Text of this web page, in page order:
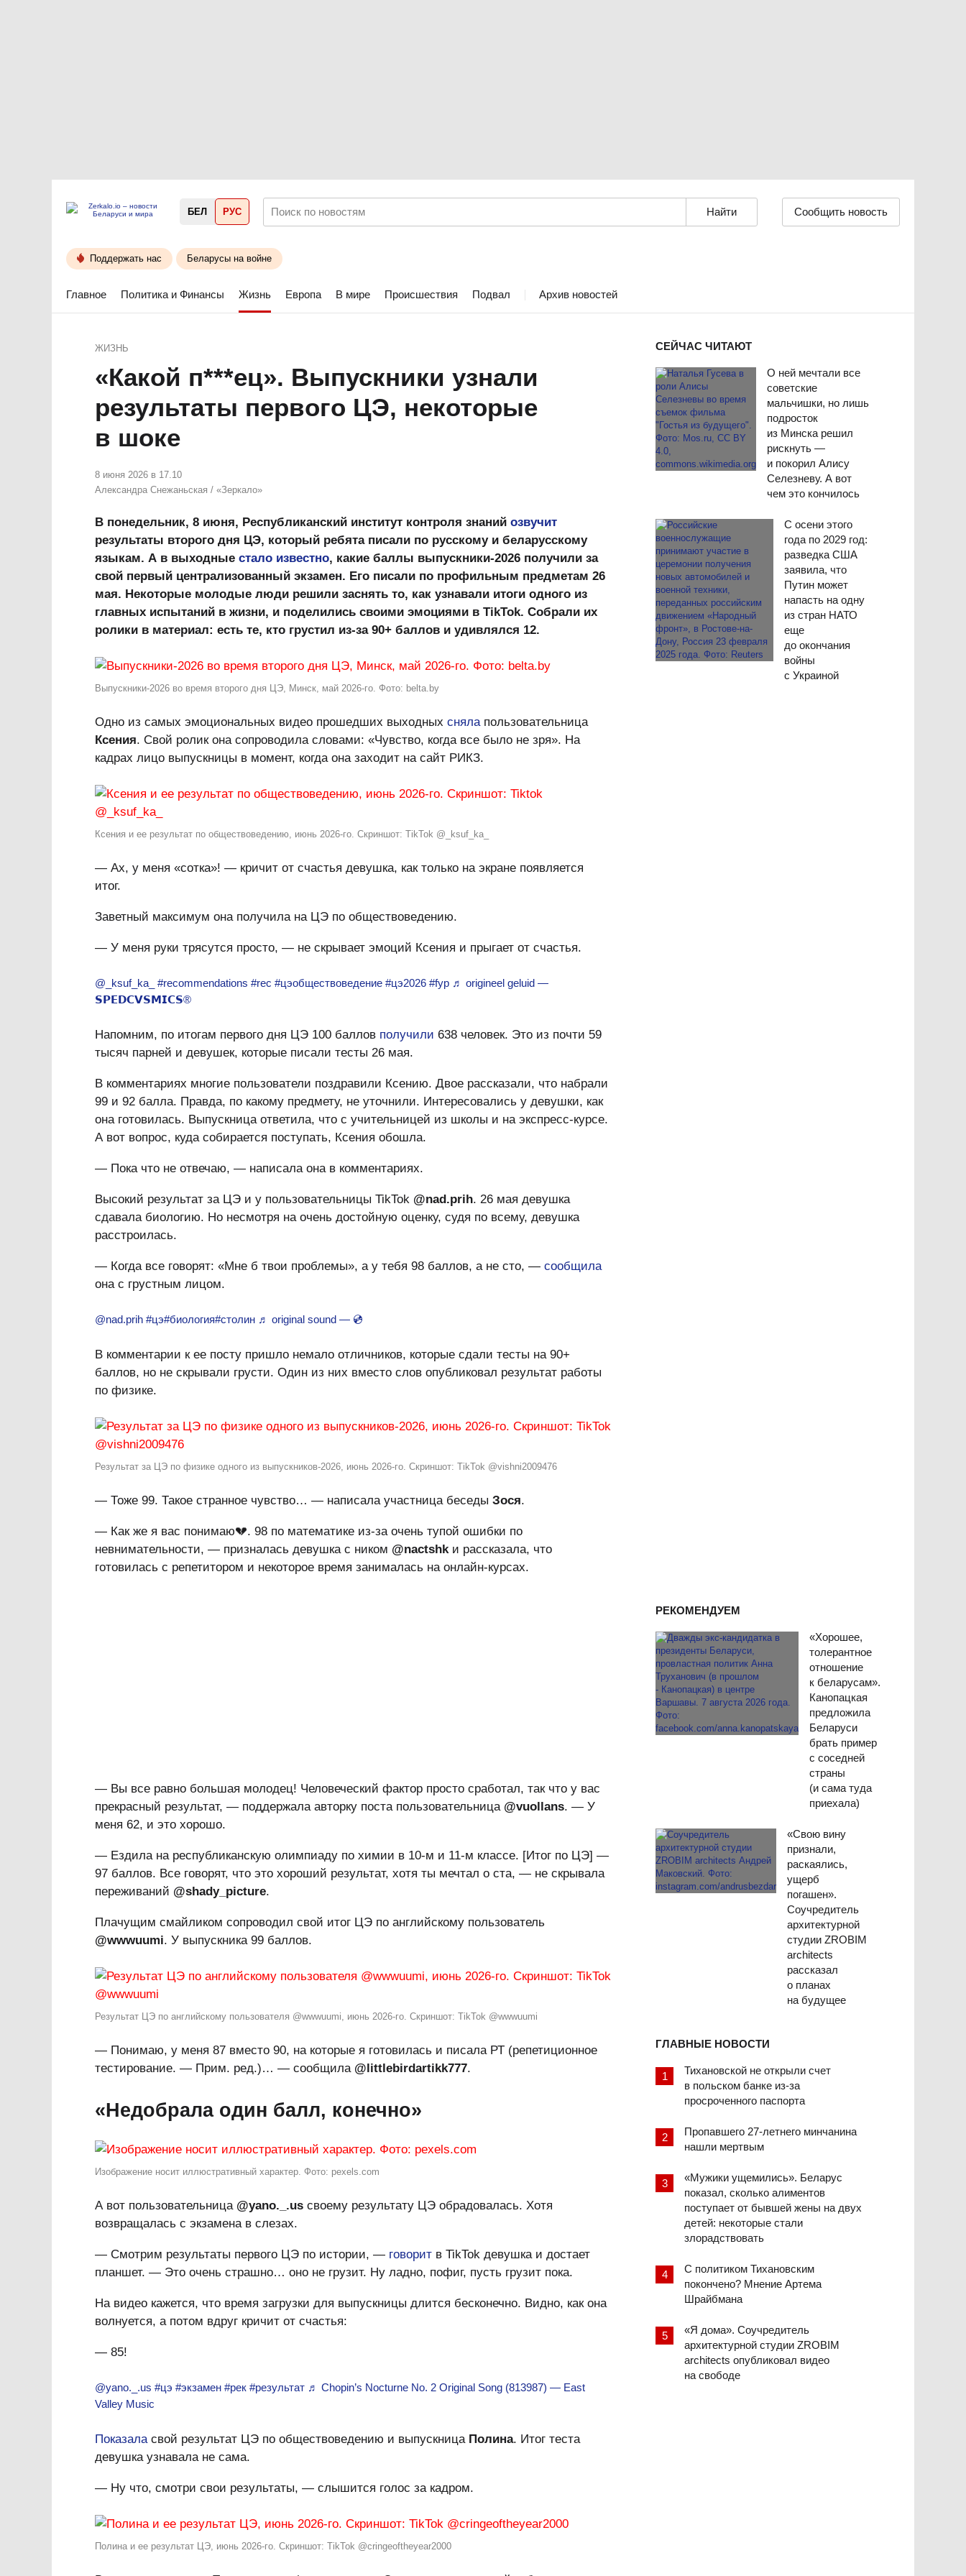
БЕЛ РУС Сообщить новость
Поддержать нас Беларусы на войне
Главное Политика и Финансы Жизнь Европа В мире Происшествия Подвал Архив новостей
СЕЙЧАС ЧИТАЮТ
О ней мечтали все
советские
мальчишки, но лишь
подросток
из Минска решил
рискнуть —
и покорил Алису
Селезневу. А вот
чем это кончилось
С осени этого
года по 2029 год:
разведка США
заявила, что
Путин может
напасть на одну
из стран НАТО
еще
до окончания
войны
с Украиной
РЕКОМЕНДУЕМ
«Хорошее,
толерантное
отношение
к беларусам».
Канопацкая
предложила
Беларуси
брать пример
с соседней
страны
(и сама туда
приехала)
«Свою вину
признали,
раскаялись,
ущерб
погашен».
Соучредитель
архитектурной
студии ZROBIM
architects
рассказал
о планах
на будущее
ГЛАВНЫЕ НОВОСТИ
Тихановской не открыли счет
в польском банке из-за
просроченного паспорта
Пропавшего 27-летнего минчанина
нашли мертвым
«Мужики ущемились». Беларус
показал, сколько алиментов
поступает от бывшей жены на двух
детей: некоторые стали
злорадствовать
С политиком Тихановским
покончено? Мнение Артема
Шрайбмана
«Я дома». Соучредитель
архитектурной студии ZROBIM
architects опубликовал видео
на свободе
ЖИЗНЬ
«Какой п***ец». Выпускники узнали
результаты первого ЦЭ, некоторые
в шоке
8 июня 2026 в 17.10
Александра Снежаньская / «Зеркало»
В понедельник, 8 июня, Республиканский институт контроля знаний озвучит
результаты второго дня ЦЭ, который ребята писали по русскому и беларусскому
языкам. А в выходные стало известно, какие баллы выпускники-2026 получили за
свой первый централизованный экзамен. Его писали по профильным предметам 26
мая. Некоторые молодые люди решили заснять то, как узнавали итоги одного из
главных испытаний в жизни, и поделились своими эмоциями в TikTok. Собрали их
ролики в материал: есть те, кто грустил из-за 90+ баллов и удивлялся 12.
Выпускники-2026 во время второго дня ЦЭ, Минск, май 2026-го. Фото: belta.by
Одно из самых эмоциональных видео прошедших выходных снялапользовательница
Ксения. Свой ролик она сопроводила словами: «Чувство, когда все было не зря». На
кадрах лицо выпускницы в момент, когда она заходит на сайт РИКЗ.
Ксения и ее результат по обществоведению, июнь 2026-го. Скриншот: TikTok @_ksuf_ka_
— Ах, у меня «сотка»! — кричит от счастья девушка, как только на экране появляется
итог.
Заветный максимум она получила на ЦЭ по обществоведению.
— У меня руки трясутся просто, — не скрывает эмоций Ксения и прыгает от счастья.
@_ksuf_ka_ #recommendations #rec #цэобществоведение #цэ2026 #fyp ♬ origineel geluid —
𝗦𝗣𝗘𝗗𝗖𝗩𝗦𝗠𝗜𝗖𝗦®
Напомним, по итогам первого дня ЦЭ 100 баллов получили 638 человек. Это из почти 59
тысяч парней и девушек, которые писали тесты 26 мая.
В комментариях многие пользователи поздравили Ксению. Двое рассказали, что набрали
99 и 92 балла. Правда, по какому предмету, не уточнили. Интересовались у девушки, как
она готовилась. Выпускница ответила, что с учительницей из школы и на экспресс-курсе.
А вот вопрос, куда собирается поступать, Ксения обошла.
— Пока что не отвечаю, — написала она в комментариях.
Высокий результат за ЦЭ и у пользовательницы TikTok @nad.prih. 26 мая девушка
сдавала биологию. Но несмотря на очень достойную оценку, судя по всему, девушка
расстроилась.
— Когда все говорят: «Мне б твои проблемы», а у тебя 98 баллов, а не сто, — сообщила
она с грустным лицом.
@nad.prih #цэ#биология#столин ♬ original sound — 💿
В комментарии к ее посту пришло немало отличников, которые сдали тесты на 90+
баллов, но не скрывали грусти. Один из них вместо слов опубликовал результат работы
по физике.
Результат за ЦЭ по физике одного из выпускников-2026, июнь 2026-го. Скриншот: TikTok @vishni2009476
— Тоже 99. Такое странное чувство… — написала участница беседы Зося.
— Как же я вас понимаю💔. 98 по математике из-за очень тупой ошибки по
невнимательности, — призналась девушка с ником @nactshkи рассказала, что
готовилась с репетитором и некоторое время занималась на онлайн-курсах.
— Вы все равно большая молодец! Человеческий фактор просто сработал, так что у вас
прекрасный результат, — поддержала авторку поста пользовательница @vuollans. — У
меня 62, и это хорошо.
— Ездила на республиканскую олимпиаду по химии в 10-м и 11-м классе. [Итог по ЦЭ] —
97 баллов. Все говорят, что это хороший результат, хотя ты мечтал о ста, — не скрывала
переживаний @shady_picture.
Плачущим смайликом сопроводил свой итог ЦЭ по английскому пользователь
@wwwuumi. У выпускника 99 баллов.
Результат ЦЭ по английскому пользователя @wwwuumi, июнь 2026-го. Скриншот: TikTok @wwwuumi
— Понимаю, у меня 87 вместо 90, на которые я готовилась и писала РТ (репетиционное
тестирование. — Прим. ред.)… — сообщила @littlebirdartikk777.
«Недобрала один балл, конечно»
Изображение носит иллюстративный характер. Фото: pexels.com
А вот пользовательница @yano._.us своему результату ЦЭ обрадовалась. Хотя
возвращалась с экзамена в слезах.
— Смотрим результаты первого ЦЭ по истории, — говорит в TikTok девушка и достает
планшет. — Это очень страшно… оно не грузит. Ну ладно, пофиг, пусть грузит пока.
На видео кажется, что время загрузки для выпускницы длится бесконечно. Видно, как она
волнуется, а потом вдруг кричит от счастья:
— 85!
@yano._.us #цэ #экзамен #рек #результат ♬ Chopin’s Nocturne No. 2 Original Song (813987) — East
Valley Music
Показаласвой результат ЦЭ по обществоведению и выпускница Полина. Итог теста
девушка узнавала не сама.
— Ну что, смотри свои результаты, — слышится голос за кадром.
Полина и ее результат ЦЭ, июнь 2026-го. Скриншот: TikTok @cringeoftheyear2000